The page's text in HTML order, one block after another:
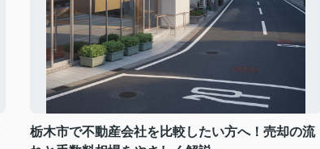
栃木市で不動産会社を比較したい方へ！売却の流